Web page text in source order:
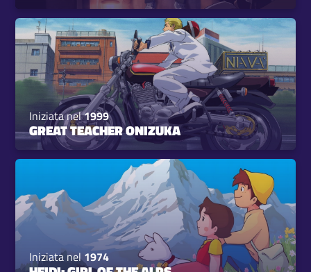
Iniziata nel1999
GREAT TEACHER ONIZUKA
Iniziata nel1974